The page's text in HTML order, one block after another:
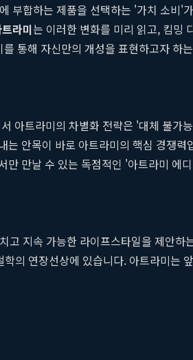
부합하는 제품을 선택하는 '가치 소비'
라미는 이러한 변화를 미리 읽고, 킴밍
통해 자신만의 개성을 표현하고자 하
아트라미의 차별화 전략은 '대체 불가
안목이 바로 아트라미의 핵심 경쟁력
만 만날 수 있는 독점적인 '아트라미 에
지속 가능한 라이프스타일을 제안
의 연장선상에 있습니다. 아트라미는